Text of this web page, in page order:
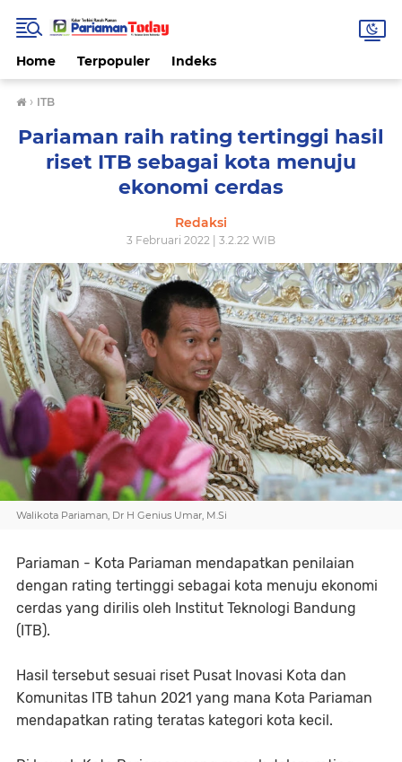
Home Terpopuler Indeks
› ITB
Pariaman raih rating tertinggi hasil
riset ITB sebagai kota menuju
ekonomi cerdas
Redaksi
3 Februari 2022 | 3.2.22 WIB
Walikota Pariaman, Dr H Genius Umar, M.Si
Pariaman - Kota Pariaman mendapatkan penilaian
dengan rating tertinggi sebagai kota menuju ekonomi
cerdas yang dirilis oleh Institut Teknologi Bandung
(ITB).
Hasil tersebut sesuai riset Pusat Inovasi Kota dan
Komunitas ITB tahun 2021 yang mana Kota Pariaman
mendapatkan rating teratas kategori kota kecil.